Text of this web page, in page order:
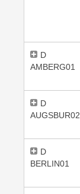
D
AMBERG01
D
AUGSBUR02
D
BERLIN01